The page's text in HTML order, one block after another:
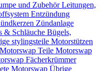
und ZubehörLeitungen,
Entzündung
Zündanlage
& Schläuche Bügels,
stylingsteile Motorstützen
Motorswap Teile Motorswap
Fächerkrümmer
Motorswap Übrige